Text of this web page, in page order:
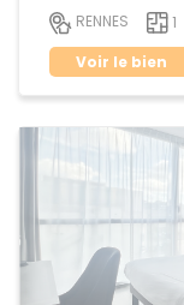
RENNES 1
Voir le bien